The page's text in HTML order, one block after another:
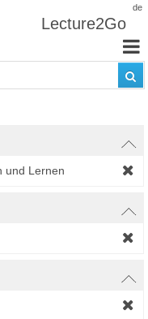
de
Lecture2Go
und Lernen